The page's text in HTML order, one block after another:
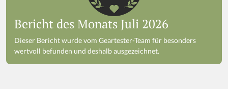
Bericht des Monats Juli 2026
Dieser Bericht wurde vom Geartester-Team für besonders
wertvoll befunden und deshalb ausgezeichnet.